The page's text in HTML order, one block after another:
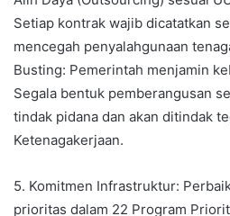
Setiap kontrak wajib dicatatkan
mencegah penyalahgunaan
Busting: Pemerintah menjamin
Segala bentuk pemberangusan
tindak pidana dan akan ditindak
Ketenagakerjaan.
5. Komitmen Infrastruktur:
prioritas dalam 22 Program